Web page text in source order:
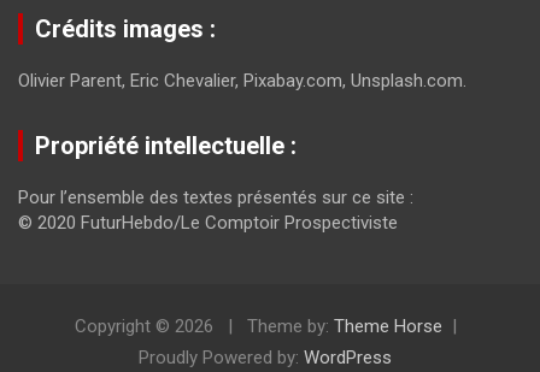
r
Crédits images :
Olivier Parent, Eric Chevalier, Pixabay.com, Unsplash.com.
Propriété intellectuelle :
Pour l’ensemble des textes présentés sur ce site :
© 2020 FuturHebdo/Le Comptoir Prospectiviste
Copyright © 2026 Theme by: Theme Horse
Proudly Powered by: WordPress